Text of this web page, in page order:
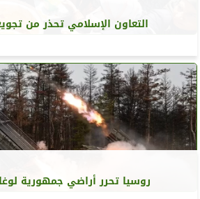
التعاون الإسلامي تحذر من
روسيا تحرر أراضي جمهورية